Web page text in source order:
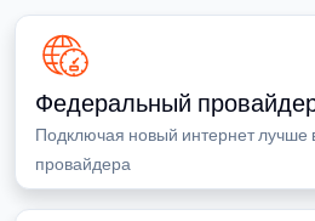
Федеральный
Подключая новый интернет лучше
провайдера